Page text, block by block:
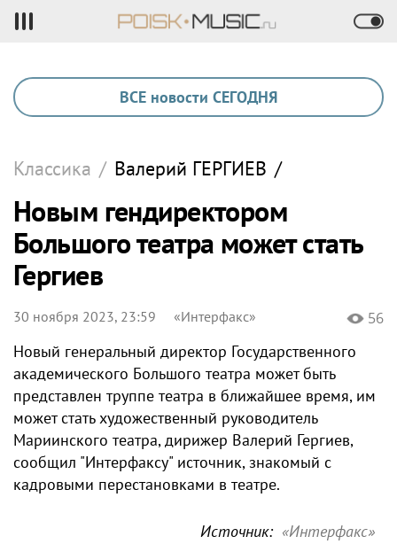
ВСЕ новости СЕГОДНЯ
Классика / Валерий ГЕРГИЕВ /
Новым гендиректором
Большого театра может стать
Гергиев
30 ноября 2023, 23:59 «Интерфакс» 56
Новый генеральный директор Государственного
академического Большого театра может быть
представлен труппе театра в ближайшее время, им
может стать художественный руководитель
Мариинского театра, дирижер Валерий Гергиев,
сообщил "Интерфаксу" источник, знакомый с
кадровыми перестановками в театре.
Источник: «Интерфакс»